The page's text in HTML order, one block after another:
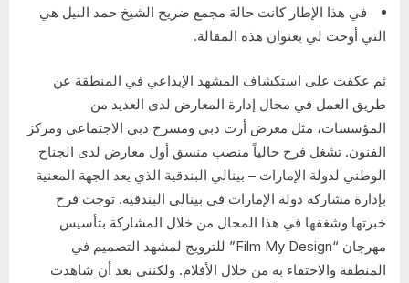
في هذا الإطار كانت حالة مجمع ضريح الشيخ حمد النيل هي
التي أوحت لي بعنوان هذه المقالة.
ثم عكفت على استكشاف المشهد الإبداعي في المنطقة عن
طريق العمل في مجال إدارة المعارض لدى العديد من
المؤسسات، مثل معرض أرت دبي ومسرح دبي الاجتماعي ومركز
الفنون. تشغل فرح حالياً منصب منسق أول معارض لدى الجناح
الوطني لدولة الإمارات – بينالي البندقية الذي يعد الجهة المعنية
بإدارة مشاركة دولة الإمارات في بينالي البندقية. توجت فرح
خبرتها وشغفها في هذا المجال من خلال المشاركة بتأسيس
مهرجان “Film My Design” للترويج لمشهد التصميم في
المنطقة والاحتفاء به من خلال الأفلام. ولكنني بعد أن شاهدت